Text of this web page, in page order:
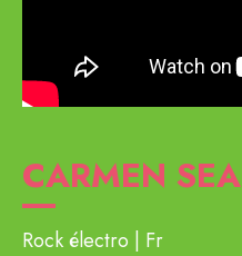
CARMEN SEA
Rock électro Fr